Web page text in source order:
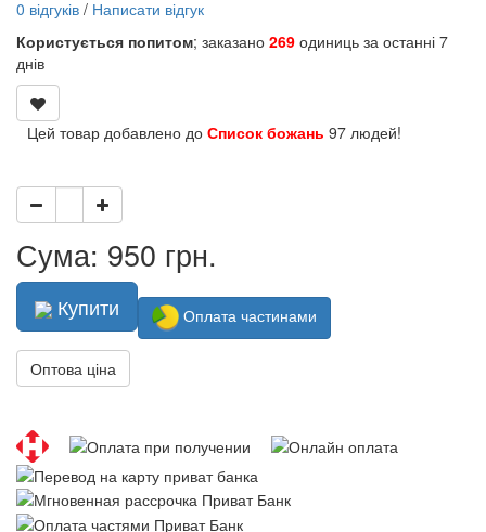
0 відгуків / Написати відгук
Користується попитом; заказано 269 одиниць за останні 7
днів
Цей товар добавлено до Список божань 97 людей!
Сума: 950 грн.
Купити Оплата частинами
Оптова ціна